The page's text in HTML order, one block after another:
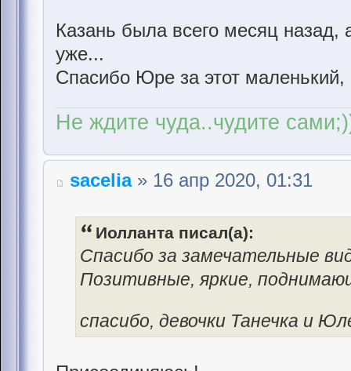
Казань была всего месяц назад,
уже...
Спасибо Юре за этот маленький,
Не ждите чуда..чудите
sacelia» 16 апр 2020, 01:31
Иолланта писал(а):
Спасибо за замечательные
Позитивные, яркие,
спасибо, девочки Танечка и